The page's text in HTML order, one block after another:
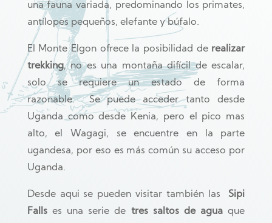
una fauna variada, predominando los primates,
antílopes pequeños, elefante y búfalo.
El Monte Elgon ofrece la posibilidad de realizar
trekking, no es una montaña difícil de escalar,
solo se requiere un estado de forma
razonable.Se puede acceder tanto desde
Uganda como desde Kenia, pero el pico mas
alto, el Wagagi, se encuentre en la parte
ugandesa, por eso es más común su acceso por
Uganda.
Desde aqui se pueden visitar también las
Sipi
Fallses una serie de tres saltos de agua que